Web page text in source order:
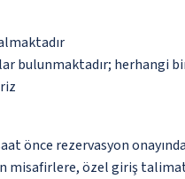
herhangi
önce rezervasyon
misafirlere, özel giriş